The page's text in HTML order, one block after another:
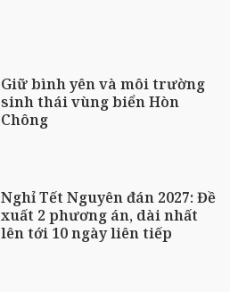
Giữ bình yên và môi trường
sinh thái vùng biển Hòn
Chông
Nghỉ Tết Nguyên đán 2027: Đề
xuất 2 phương án, dài nhất
lên tới 10 ngày liên tiếp